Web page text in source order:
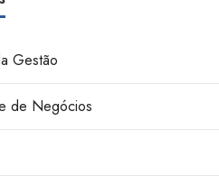
Gestão
de Negócios